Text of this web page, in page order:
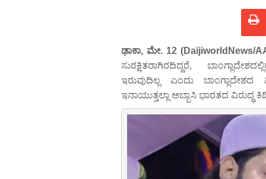
ಢಾಕಾ, ಮೇ. 12 (DaijiworldNews/
ಸುರಕ್ಷಿತರಾಗಿರದಿದ್ದರೆ,
ಇರುವುದಿಲ್ಲ ಎಂದು
ಇನಾಯುತ್ತಲ್ಲಾ ಅಬ್ಬಾಸಿ ಭಾರತದ ವಿರುದ್ಧ